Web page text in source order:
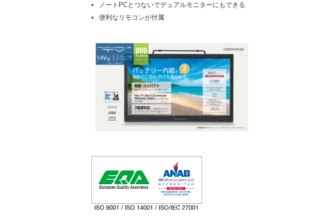
ノートPCとつないでデュアルモニターにもできる
便利なリモコンが付属